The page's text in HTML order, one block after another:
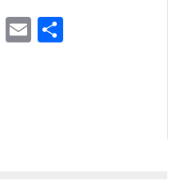
WhatsApp
Email